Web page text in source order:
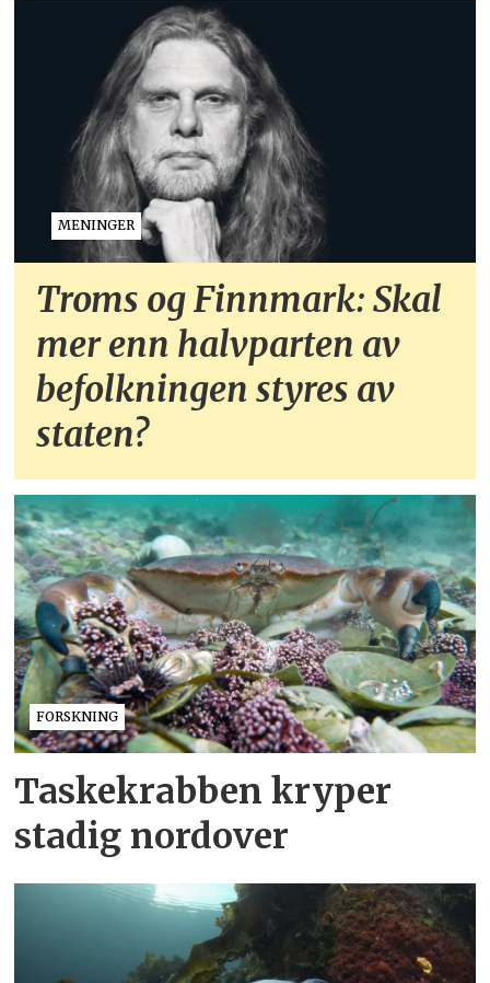
MENINGER
Troms og Finnmark: Skal
mer enn halvparten av
befolkningen styres av
staten?
FORSKNING
Taskekrabben kryper
stadig nordover